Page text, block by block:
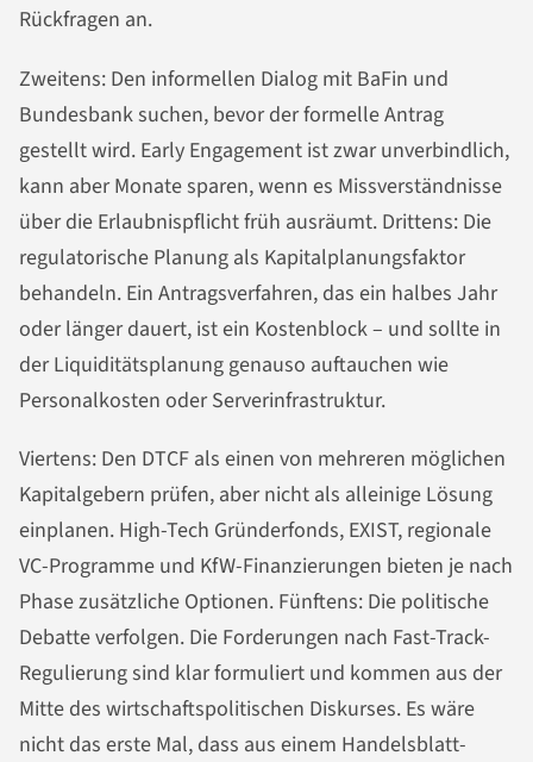
Rückfragen an.
Zweitens: Den informellen Dialog mit BaFin und
Bundesbank suchen, bevor der formelle Antrag
gestellt wird. Early Engagement ist zwar unverbindlich,
kann aber Monate sparen, wenn es Missverständnisse
über die Erlaubnispflicht früh ausräumt. Drittens: Die
regulatorische Planung als Kapitalplanungsfaktor
behandeln. Ein Antragsverfahren, das ein halbes Jahr
oder länger dauert, ist ein Kostenblock – und sollte in
der Liquiditätsplanung genauso auftauchen wie
Personalkosten oder Serverinfrastruktur.
Viertens: Den DTCF als einen von mehreren möglichen
Kapitalgebern prüfen, aber nicht als alleinige Lösung
einplanen. High-Tech Gründerfonds, EXIST, regionale
VC-Programme und KfW-Finanzierungen bieten je nach
Phase zusätzliche Optionen. Fünftens: Die politische
Debatte verfolgen. Die Forderungen nach Fast-Track-
Regulierung sind klar formuliert und kommen aus der
Mitte des wirtschaftspolitischen Diskurses. Es wäre
nicht das erste Mal, dass aus einem Handelsblatt-